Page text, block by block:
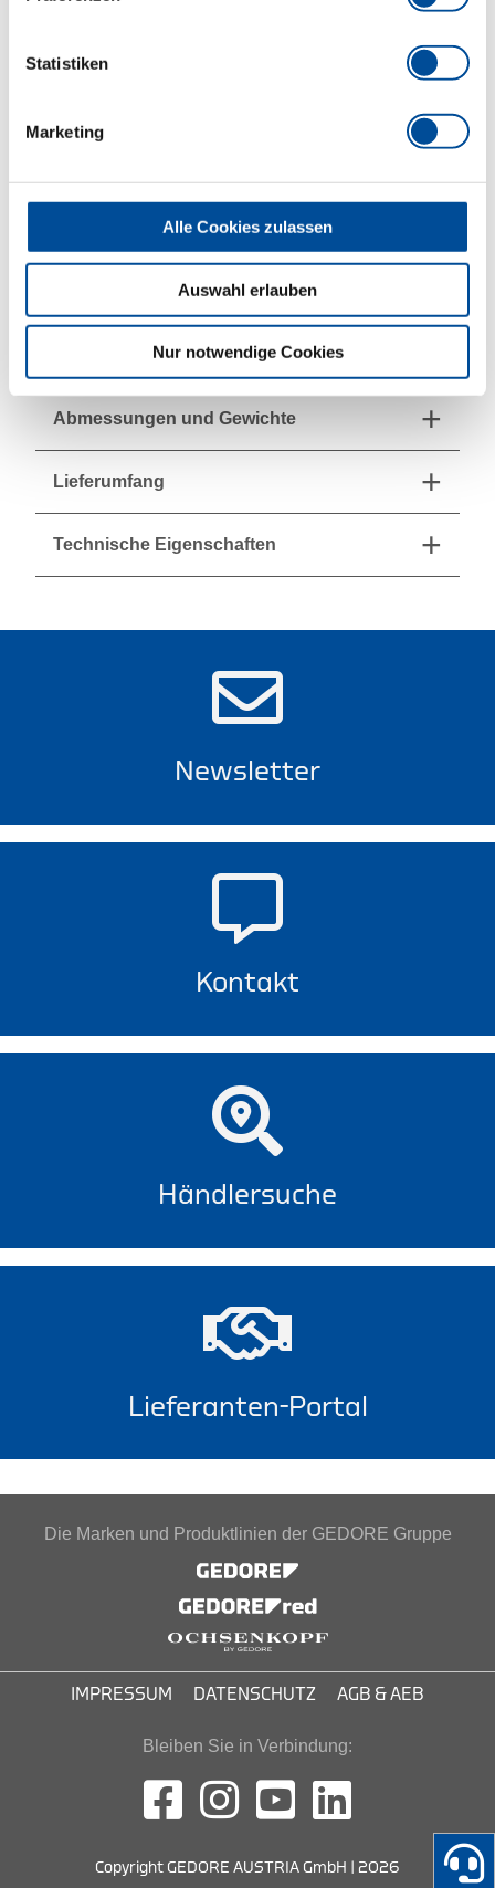
Statistiken
Marketing
Alle Cookies zulassen
Auswahl erlauben
Nur notwendige Cookies
Wenn werksseitige Festeinstellung gewünscht ist,
bitte bei Bestellung Nm-Wert angeben (Preis auf
EPA (Electrostatic Protected Area) konform, für den
Prüfzertifikat nach DIN EN ISO 6789
Lieferung in stabiler Kartonage
Abmessungen und Gewichte
Lieferumfang
Technische Eigenschaften
Newsletter
Kontakt
Händlersuche
Lieferanten-Portal
Die Marken und Produktlinien der GEDORE Gruppe
IMPRESSUM DATENSCHUTZ AGB & AEB
Bleiben Sie in Verbindung:
Copyright GEDORE AUSTRIA GmbH | 2026